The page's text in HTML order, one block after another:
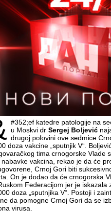
#352;ef katedre patologije na
u Moskvi drSergej Boljević
drugoj polovini ove sedmice
doza vakcine „sputnjik V“.
tima crnogorske Vlade
nabavke vakcina, rekao je da će
Crnoj Gori biti
On je dodao da će crnogorska
Federacijom jer je iskazala
doza „sputnjika V“. Postoji i
da pomogne Crnoj Gori da se
virusa.